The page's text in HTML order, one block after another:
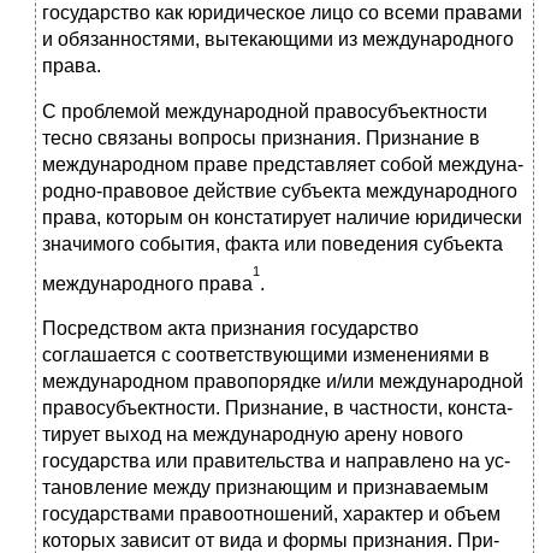
государство как юридическое лицо со всеми правами
и обязанностями, вытекающими из международного
права.
С проблемой международной правосубъектности
тесно связаны вопросы признания. Признание в
международном праве представля­ет собой междуна­
родно-правовое действие субъекта международно­го
права, которым он кон­статирует наличие юридически
значимого события, факта или поведения субъекта
международного права
1
.
Посредством акта признания государство
соглашается с соответ­ствую­щими изменениями в
международном правопорядке и/или международной
правосубъектности. Признание, в частности, конста­
тирует выход на между­народную арену нового
государства или пра­вительства и направлено на ус­
тановление между признающим и при­знаваемым
государствами правоотно­шений, характер и объем
кото­рых зависит от вида и формы признания. При­